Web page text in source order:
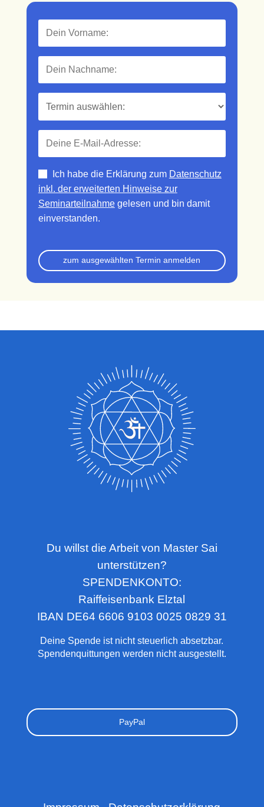
Ich habe die Erklärung zum Datenschutz
inkl. der erweiterten Hinweise zur
Seminarteilnahmegelesen und bin damit
einverstanden.
zum ausgewählten Termin anmelden
Du willst die Arbeit von Master Sai
unterstützen?
SPENDENKONTO:
Raiffeisenbank Elztal
IBAN DE64 6606 9103 0025 0829 31
Deine Spende ist nicht steuerlich absetzbar.
Spendenquittungen werden nicht ausgestellt.
PayPal